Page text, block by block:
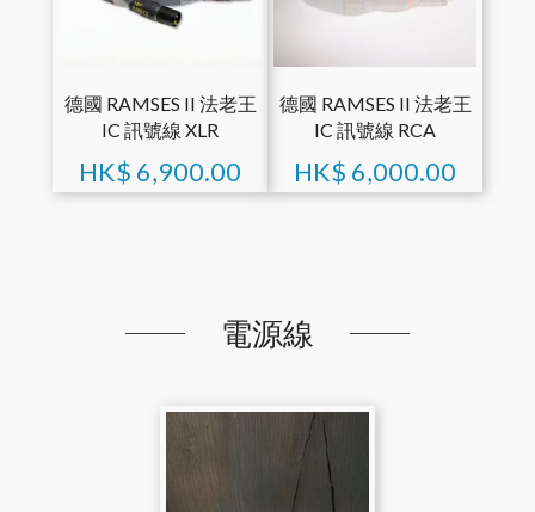
德國 RAMSES II 法老王
IC 訊號線 XLR
HK$ 6,900.00
德國 RAMSES II 法老王
IC 訊號線 RCA
HK$ 6,000.00
電源線